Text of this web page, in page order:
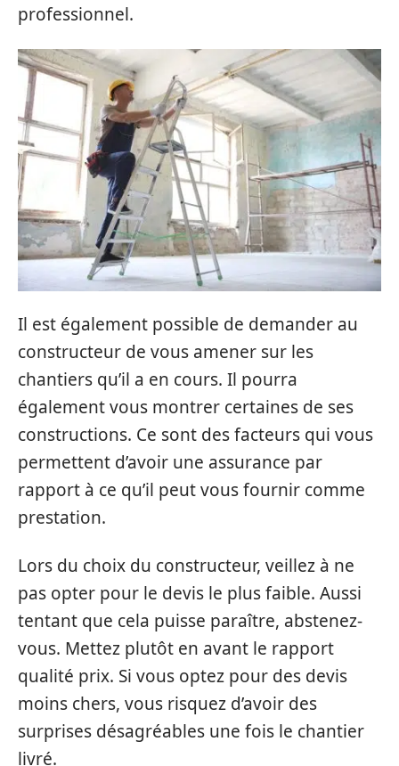
professionnel.
Il est également possible de demander au
constructeur de vous amener sur les
chantiers qu’il a en cours. Il pourra
également vous montrer certaines de ses
constructions. Ce sont des facteurs qui vous
permettent d’avoir une assurance par
rapport à ce qu’il peut vous fournir comme
prestation.
Lors du choix du constructeur, veillez à ne
pas opter pour le devis le plus faible. Aussi
tentant que cela puisse paraître, abstenez-
vous. Mettez plutôt en avant le rapport
qualité prix. Si vous optez pour des devis
moins chers, vous risquez d’avoir des
surprises désagréables une fois le chantier
livré.